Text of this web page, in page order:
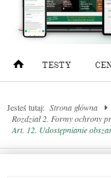
TESTY
Jesteś tutaj: Strona główna
Rozdział 2. Formy ochrony
Art. 12. Udostępnianie